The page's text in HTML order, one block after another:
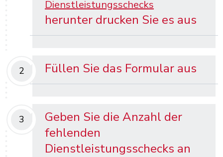
Dienstleistungsschecks
herunter drucken Sie es aus
2 Füllen Sie das Formular aus
3
Geben Sie die Anzahl der
fehlenden
Dienstleistungsschecks an